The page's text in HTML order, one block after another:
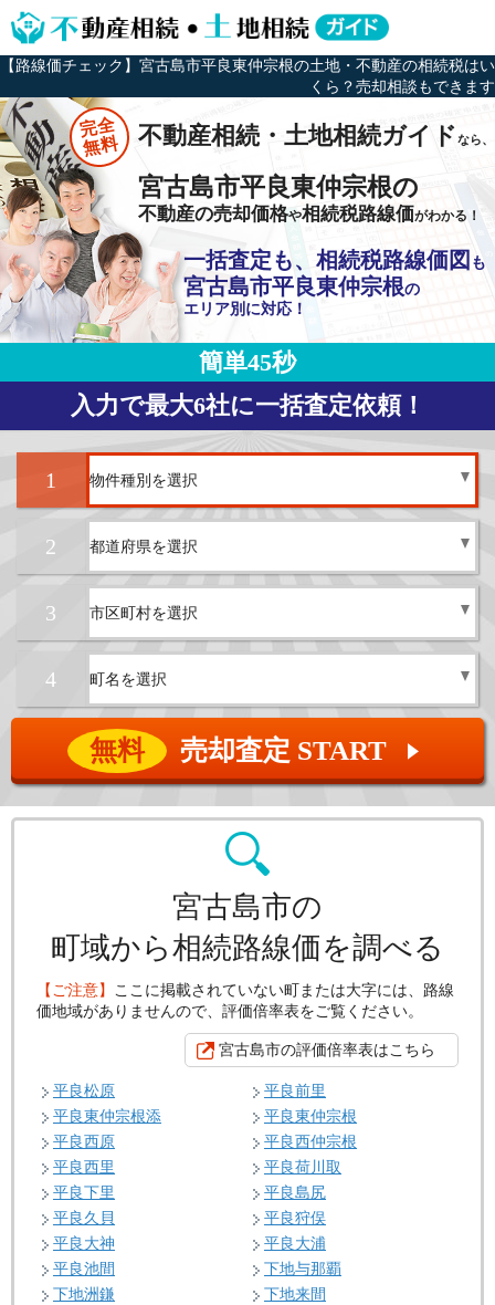
【路線価チェック】宮古島市平良東仲宗根の土地・不動産の相続税はい
くら？売却相談もできます
完全
無料 不動産相続・土地相続ガイドなら、
宮古島市平良東仲宗根の
不動産の売却価格や相続税路線価がわかる！
一括査定も、相続税路線価図 も
宮古島市平良東仲宗根の
エリア別に対応！
簡単45秒
入力で最大6社に一括査定依頼！
1
2
3
4
無料 売却査定 START ▲
宮古島市の
町域から相続路線価を調べる
【ご注意】 ここに掲載されていない町または大字には、路線
価地域がありませんので、評価倍率表をご覧ください。
宮古島市の評価倍率表はこちら
平良松原
平良前里
平良東仲宗根添
平良東仲宗根
平良西原
平良西仲宗根
平良西里
平良荷川取
平良下里
平良島尻
平良久貝
平良狩俣
平良大神
平良大浦
平良池間
下地与那覇
下地洲鎌
下地来間